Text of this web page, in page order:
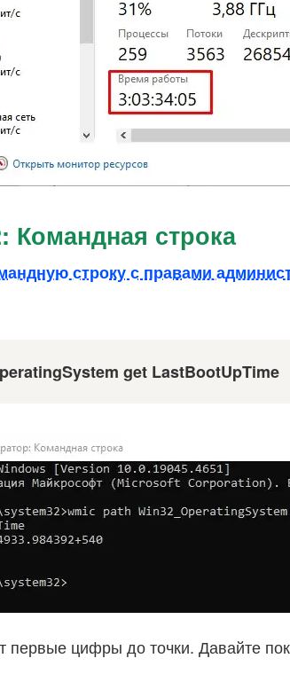
Командная строка
строку с правами
get LastBootUpTime
первые цифры до точки. Давайте